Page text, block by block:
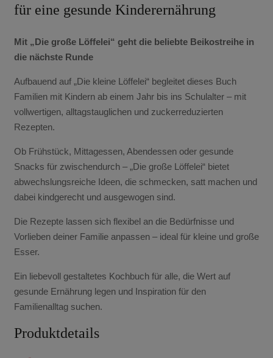
für eine gesunde Kinderernährung
Mit „Die große Löffelei“ geht die beliebte Beikostreihe in
die nächste Runde
Aufbauend auf „Die kleine Löffelei“ begleitet dieses Buch
Familien mit Kindern ab einem Jahr bis ins Schulalter – mit
vollwertigen, alltagstauglichen und zuckerreduzierten
Rezepten.
Ob Frühstück, Mittagessen, Abendessen oder gesunde
Snacks für zwischendurch – „Die große Löffelei“ bietet
abwechslungsreiche Ideen, die schmecken, satt machen und
dabei kindgerecht und ausgewogen sind.
Die Rezepte lassen sich flexibel an die Bedürfnisse und
Vorlieben deiner Familie anpassen – ideal für kleine und große
Esser.
Ein liebevoll gestaltetes Kochbuch für alle, die Wert auf
gesunde Ernährung legen und Inspiration für den
Familienalltag suchen.
Produktdetails